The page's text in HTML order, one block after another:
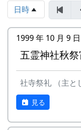
棚田コ
ア
吾
餅つき
蕎麦刈り
蕎
っ
日時
1999 年 10 月 9 日
五霊神社秋
社寺祭礼 （主と
見る